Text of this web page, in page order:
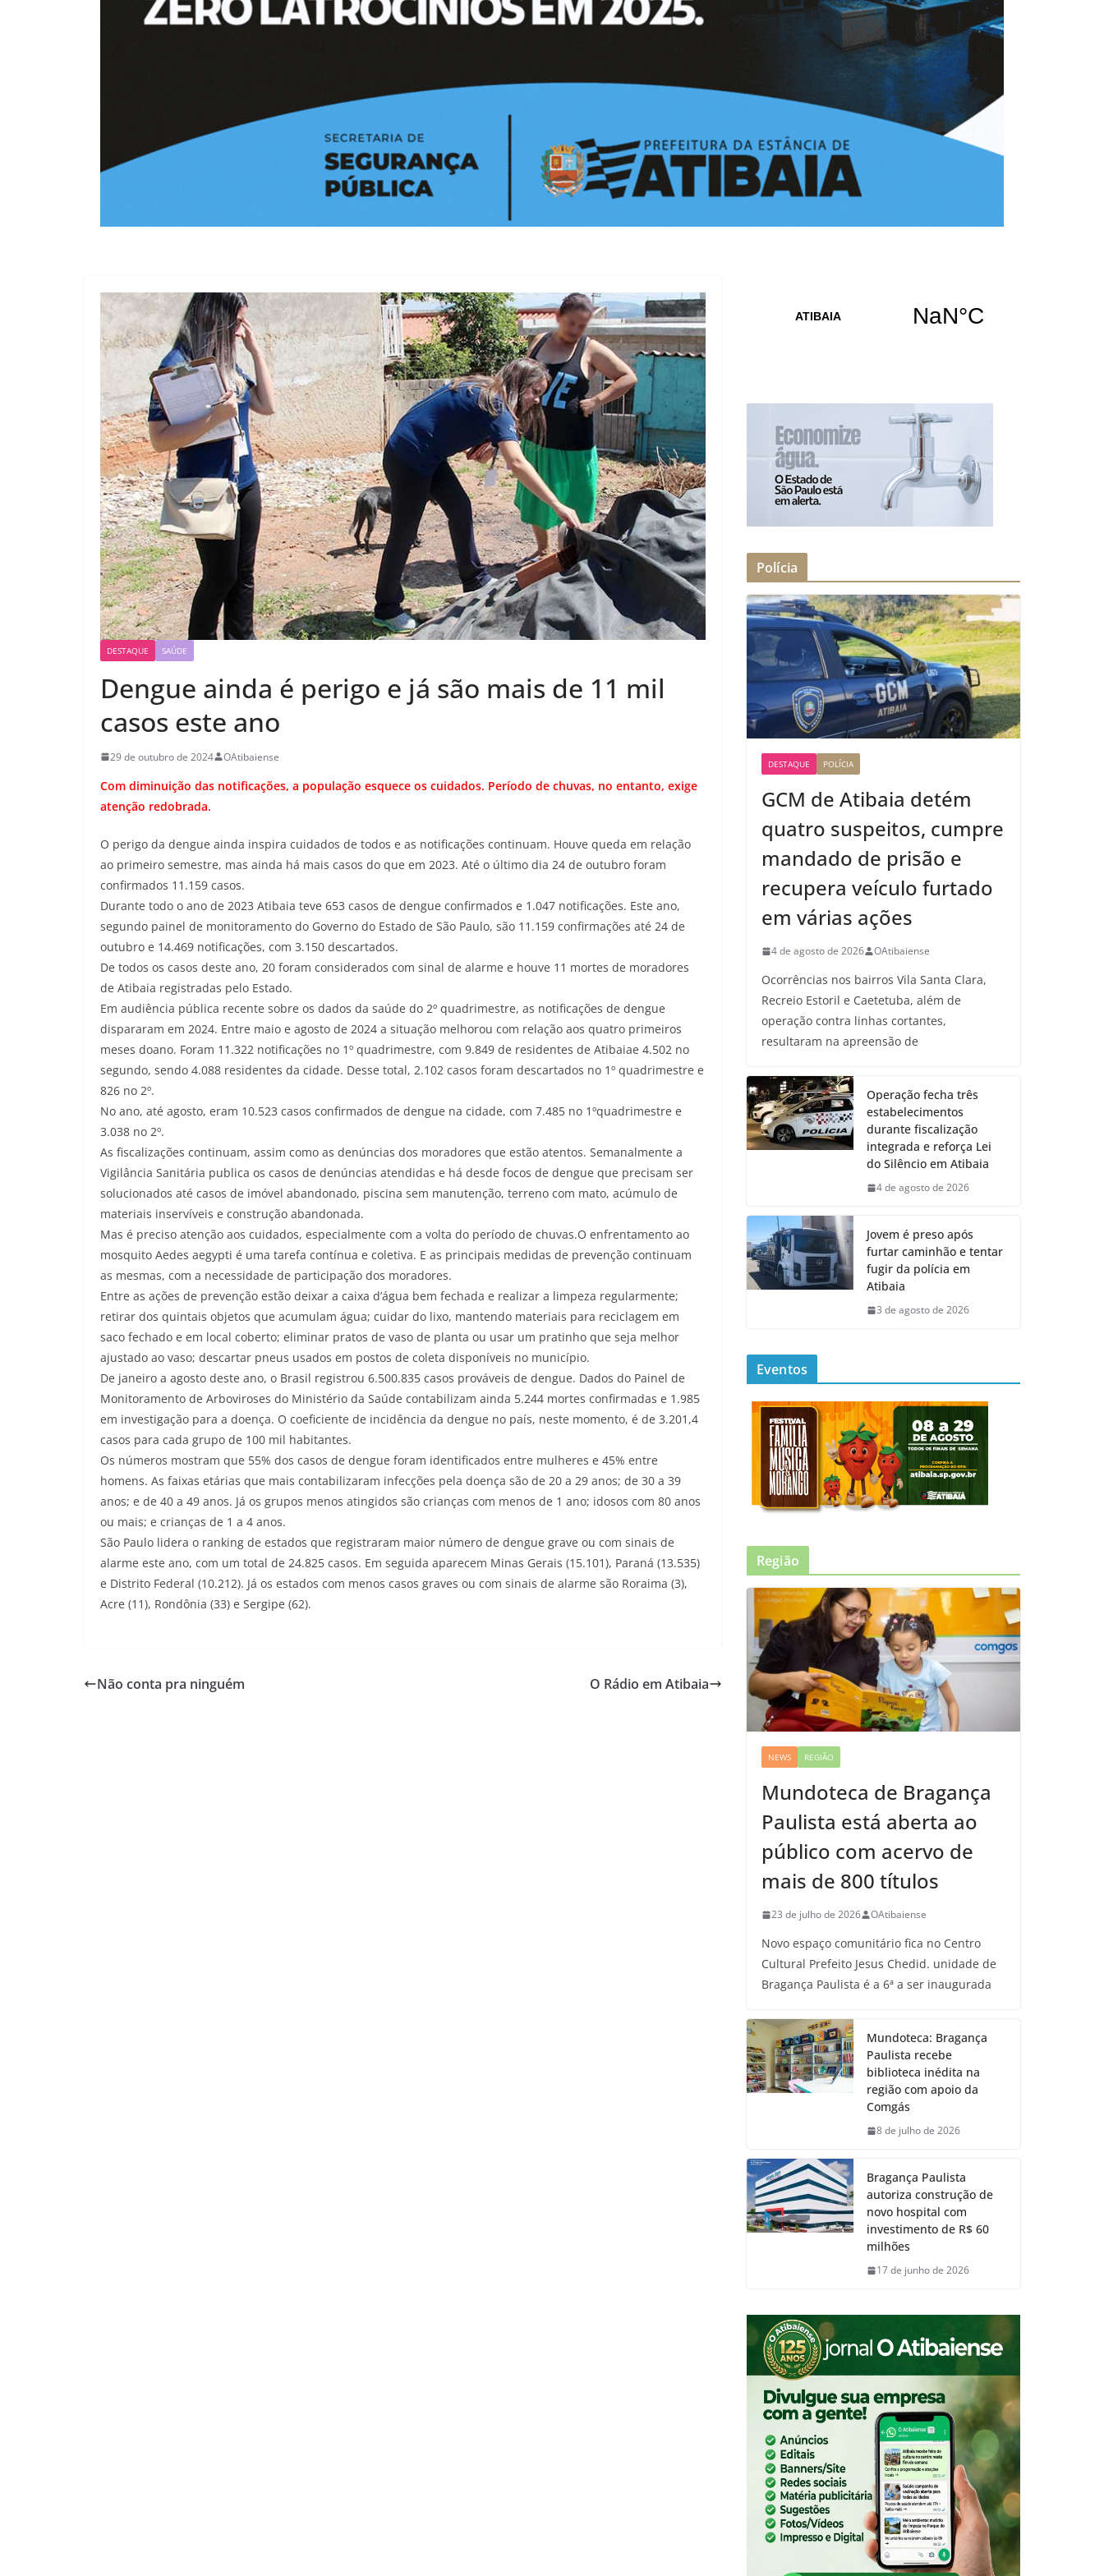
DESTAQUE SAÚDE
Dengue ainda é perigo e já são mais de 11 mil
casos este ano
29 de outubro de 2024 OAtibaiense
Com diminuição das notificações, a população esquece os cuidados. Período de chuvas, no entanto, exige
atenção redobrada.
O perigo da dengue ainda inspira cuidados de todos e as notificações continuam. Houve queda em relação
ao primeiro semestre, mas ainda há mais casos do que em 2023. Até o último dia 24 de outubro foram
confirmados 11.159 casos.
Durante todo o ano de 2023 Atibaia teve 653 casos de dengue confirmados e 1.047 notificações. Este ano,
segundo painel de monitoramento do Governo do Estado de São Paulo, são 11.159 confirmações até 24 de
outubro e 14.469 notificações, com 3.150 descartados.
De todos os casos deste ano, 20 foram considerados com sinal de alarme e houve 11 mortes de moradores
de Atibaia registradas pelo Estado.
Em audiência pública recente sobre os dados da saúde do 2º quadrimestre, as notificações de dengue
dispararam em 2024. Entre maio e agosto de 2024 a situação melhorou com relação aos quatro primeiros
meses doano. Foram 11.322 notificações no 1º quadrimestre, com 9.849 de residentes de Atibaiae 4.502 no
segundo, sendo 4.088 residentes da cidade. Desse total, 2.102 casos foram descartados no 1º quadrimestre e
826 no 2º.
No ano, até agosto, eram 10.523 casos confirmados de dengue na cidade, com 7.485 no 1ºquadrimestre e
3.038 no 2º.
As fiscalizações continuam, assim como as denúncias dos moradores que estão atentos. Semanalmente a
Vigilância Sanitária publica os casos de denúncias atendidas e há desde focos de dengue que precisam ser
solucionados até casos de imóvel abandonado, piscina sem manutenção, terreno com mato, acúmulo de
materiais inservíveis e construção abandonada.
Mas é preciso atenção aos cuidados, especialmente com a volta do período de chuvas.O enfrentamento ao
mosquito Aedes aegypti é uma tarefa contínua e coletiva. E as principais medidas de prevenção continuam
as mesmas, com a necessidade de participação dos moradores.
Entre as ações de prevenção estão deixar a caixa d’água bem fechada e realizar a limpeza regularmente;
retirar dos quintais objetos que acumulam água; cuidar do lixo, mantendo materiais para reciclagem em
saco fechado e em local coberto; eliminar pratos de vaso de planta ou usar um pratinho que seja melhor
ajustado ao vaso; descartar pneus usados em postos de coleta disponíveis no município.
De janeiro a agosto deste ano, o Brasil registrou 6.500.835 casos prováveis de dengue. Dados do Painel de
Monitoramento de Arboviroses do Ministério da Saúde contabilizam ainda 5.244 mortes confirmadas e 1.985
em investigação para a doença. O coeficiente de incidência da dengue no país, neste momento, é de 3.201,4
casos para cada grupo de 100 mil habitantes.
Os números mostram que 55% dos casos de dengue foram identificados entre mulheres e 45% entre
homens. As faixas etárias que mais contabilizaram infecções pela doença são de 20 a 29 anos; de 30 a 39
anos; e de 40 a 49 anos. Já os grupos menos atingidos são crianças com menos de 1 ano; idosos com 80 anos
ou mais; e crianças de 1 a 4 anos.
São Paulo lidera o ranking de estados que registraram maior número de dengue grave ou com sinais de
alarme este ano, com um total de 24.825 casos. Em seguida aparecem Minas Gerais (15.101), Paraná (13.535)
e Distrito Federal (10.212). Já os estados com menos casos graves ou com sinais de alarme são Roraima (3),
Acre (11), Rondônia (33) e Sergipe (62).
Não conta pra ninguém O Rádio em Atibaia
Polícia
DESTAQUE POLÍCIA
GCM de Atibaia detém
quatro suspeitos, cumpre
mandado de prisão e
recupera veículo furtado
em várias ações
4 de agosto de 2026 OAtibaiense
Ocorrências nos bairros Vila Santa Clara,
Recreio Estoril e Caetetuba, além de
operação contra linhas cortantes,
resultaram na apreensão de
Operação fecha três
estabelecimentos
durante fiscalização
integrada e reforça Lei
do Silêncio em Atibaia
4 de agosto de 2026
Jovem é preso após
furtar caminhão e tentar
fugir da polícia em
Atibaia
3 de agosto de 2026
Eventos
Região
NEWS REGIÃO
Mundoteca de Bragança
Paulista está aberta ao
público com acervo de
mais de 800 títulos
23 de julho de 2026 OAtibaiense
Novo espaço comunitário fica no Centro
Cultural Prefeito Jesus Chedid. unidade de
Bragança Paulista é a 6ª a ser inaugurada
Mundoteca: Bragança
Paulista recebe
biblioteca inédita na
região com apoio da
Comgás
8 de julho de 2026
Bragança Paulista
autoriza construção de
novo hospital com
investimento de R$ 60
milhões
17 de junho de 2026